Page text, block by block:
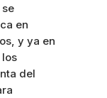
en
y ya en
del